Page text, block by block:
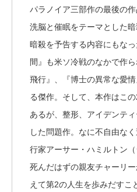
パラノイア三部作の最後の
洗脳と催眠をテーマとした
暗殺を予告する内容にもな
間』も米ソ冷戦のなかで作
飛行』、『博士の異常な愛
る傑作。そして、本作はこ
あるが、整形、アイデンテ
した問題作。なに不自由な
行家アーサー・ハミルトン
死んだはずの親友チャーリ
えて第2の人生を歩みだすこ